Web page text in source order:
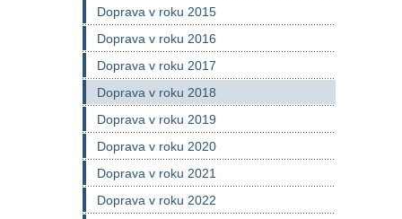
Doprava v roku 2015
Doprava v roku 2016
Doprava v roku 2017
Doprava v roku 2018
Doprava v roku 2019
Doprava v roku 2020
Doprava v roku 2021
Doprava v roku 2022